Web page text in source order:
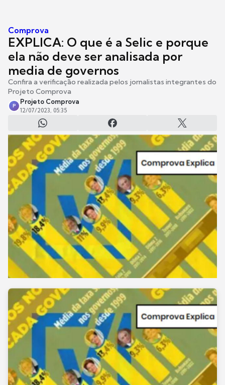
Comprova
EXPLICA: O que é a Selic e porque
ela não deve ser analisada por
media de governos
Confira a verificação realizada pelos jornalistas integrantes do
Projeto Comprova
P
Projeto Comprova
12/07/2023, 05:35